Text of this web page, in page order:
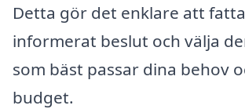
Detta gör det enklare att
informerat beslut och välja
som bäst passar dina behov
budget.